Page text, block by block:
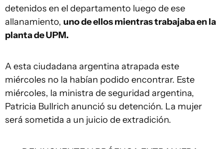
detenidos en el departamento luego de ese
allanamiento, uno de ellos mientras trabajaba en la
planta de UPM.
A esta ciudadana argentina atrapada este
miércoles no la habían podido encontrar. Este
miércoles, la ministra de seguridad argentina,
Patricia Bullrich anunció su detención. La mujer
será sometida a un juicio de extradición.